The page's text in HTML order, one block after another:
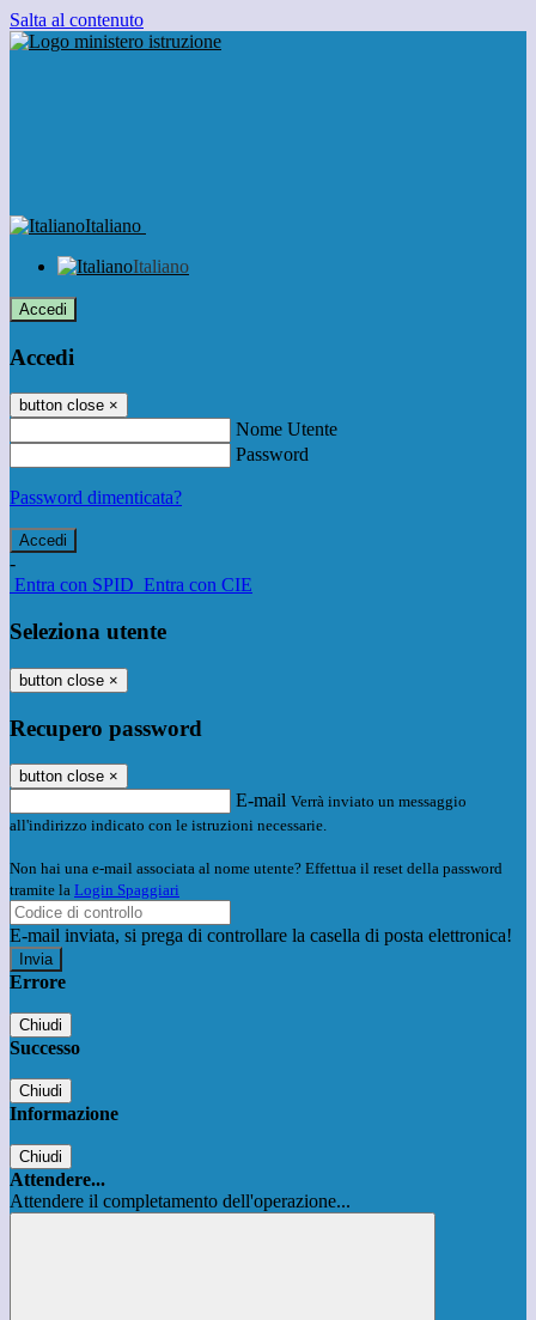
Salta al contenuto
Italiano
Italiano
Accedi
Accedi
button close ×
Nome Utente
Password
Password dimenticata?
-
Entra con SPID Entra con CIE
Seleziona utente
button close ×
Recupero password
button close ×
E-mail Verrà inviato un messaggio
all'indirizzo indicato con le istruzioni necessarie.
Non hai una e-mail associata al nome utente? Effettua il reset della password
tramite la Login Spaggiari
E-mail inviata, si prega di controllare la casella di posta elettronica!
Errore
Chiudi
Successo
Chiudi
Informazione
Chiudi
Attendere...
Attendere il completamento dell'operazione...